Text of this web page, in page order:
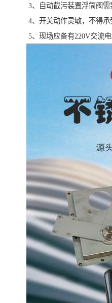
3、自动截污装置浮筒阀需
4、开关动作灵敏，不得承
5、现场应备有220V交流